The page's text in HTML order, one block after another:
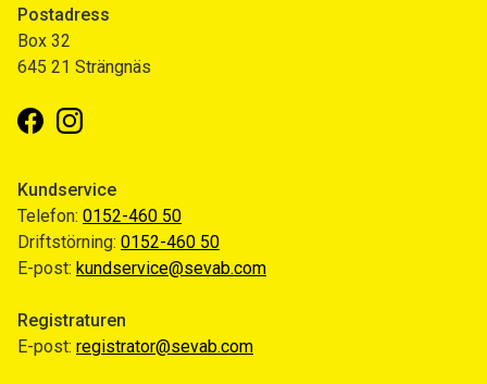
Postadress
Box 32
645 21 Strängnäs
FacebookInstagram
Kundservice
Telefon: 0152-460 50
Driftstörning: 0152-460 50
E-post: kundservice@sevab.com
Registraturen
E-post: registrator@sevab.com